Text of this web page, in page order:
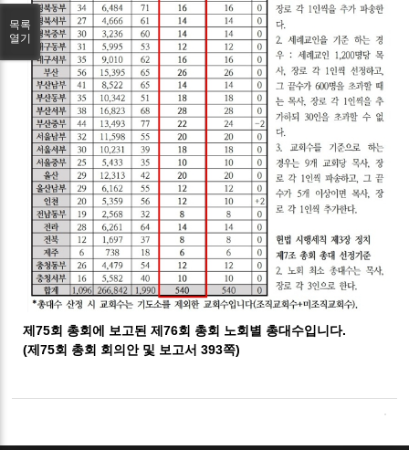
제75회 총회에 보고된 제76회 총회 노회별 총대수입니다.
(제75회 총회 회의안 및 보고서 393쪽)
목록
열기